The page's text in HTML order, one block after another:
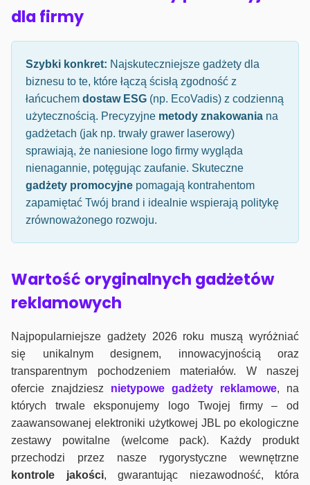
dla firmy
Szybki konkret: Najskuteczniejsze gadżety dla
biznesu to te, które łączą ścisłą zgodność z
łańcuchem dostaw ESG (np. EcoVadis) z codzienną
użytecznością. Precyzyjne metody znakowania na
gadżetach (jak np. trwały grawer laserowy)
sprawiają, że naniesione logo firmy wygląda
nienagannie, potęgując zaufanie. Skuteczne
gadżety promocyjne pomagają kontrahentom
zapamiętać Twój brand i idealnie wspierają politykę
zrównoważonego rozwoju.
Wartość oryginalnych gadżetów
reklamowych
Najpopularniejsze gadżety 2026 roku muszą wyróżniać
się unikalnym designem, innowacyjnością oraz
transparentnym pochodzeniem materiałów. W naszej
ofercie znajdziesz nietypowe gadżety reklamowe, na
których trwale eksponujemy logo Twojej firmy – od
zaawansowanej elektroniki użytkowej JBL po ekologiczne
zestawy powitalne (welcome pack). Każdy produkt
przechodzi przez nasze rygorystyczne wewnętrzne
kontrole jakości, gwarantując niezawodność, która